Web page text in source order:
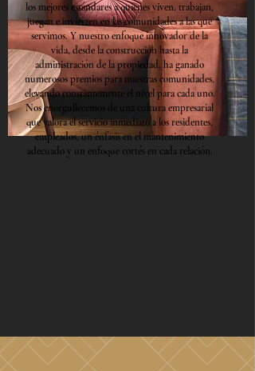
los mejores estándares a quienes viven, trabajan,
juegan e invierten en las comunidades a las que
servimos. Y nuestro enfoque innovador de la
vida, desde la construcción hasta la
administración de la propiedad, ha ganado
numerosos premios para nuestras comunidades,
elevando constantemente el nivel para cada uno.
Nos enorgullecemos de una cultura empresarial
que valora el servicio inmediato a los residentes,
empleados, un énfasis en el mantenimiento
adecuado y un enfoque cortés en cada relación.